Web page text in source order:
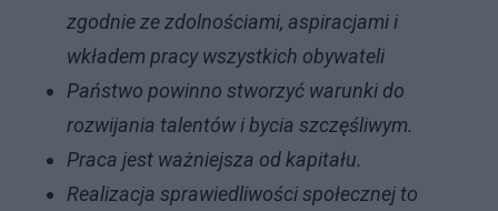
zgodnie ze zdolnościami, aspiracjami i
wkładem pracy wszystkich obywateli
Państwo powinno stworzyć warunki do
rozwijania talentów i bycia szczęśliwym.
Praca jest ważniejsza od kapitału.
Realizacja sprawiedliwości społecznej to